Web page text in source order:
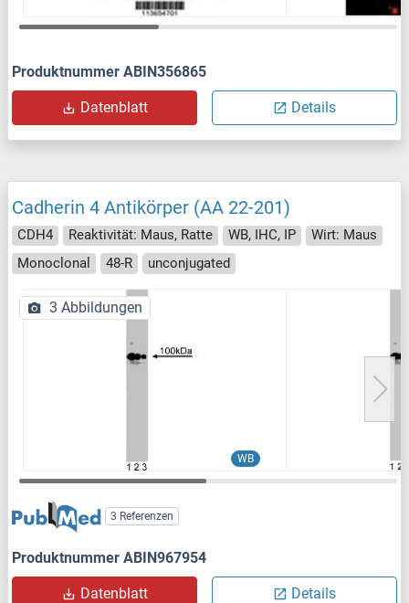
Produktnummer ABIN356865
Datenblatt Details
Cadherin 4 Antikörper (AA 22-201)
CDH4 Reaktivität: Maus, Ratte WB, IHC, IP
Wirt: Maus
Monoclonal
48-R unconjugated
WB
3 Abbildungen
3 Referenzen
Produktnummer ABIN967954
Datenblatt Details